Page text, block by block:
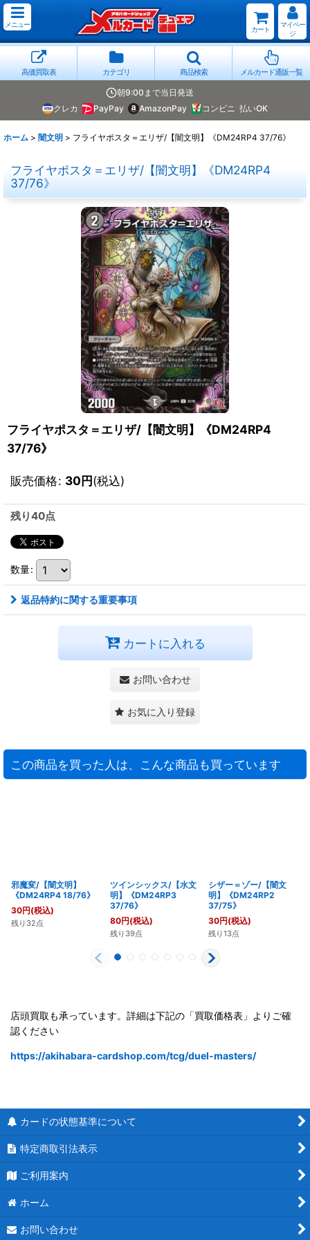
メニュー
カート
マイペー
ジ
高価買取表 カテゴリ 商品検索 メルカード通販一覧
朝9:00まで当日発送
クレカ
PayPay AmazonPay コンビニ 払いOK
ホーム > 闇文明 > フライヤポスタ＝エリザ/【闇文明】《DM24RP4 37/76》
フライヤポスタ＝エリザ/【闇文明】《DM24RP4
37/76》
フライヤポスタ＝エリザ/【闇文明】《DM24RP4
37/76》
販売価格: 30円(税込)
残り40点
数量:
返品特約に関する重要事項
カートに入れる
お問い合わせ
お気に入り登録
この商品を買った人は、こんな商品も買っています
邪魔変/【闇文明】
《DM24RP4 18/76》
30円(税込)
残り32点
ツインシックス/【水文
明】《DM24RP3
37/76》
80円(税込)
残り39点
シザー＝ゾー/【闇文
明】《DM24RP2
37/75》
30円(税込)
残り13点
店頭買取も承っています。詳細は下記の「買取価格表」よりご確
認ください
https://akihabara-cardshop.com/tcg/duel-masters/
カードの状態基準について
特定商取引法表示
ご利用案内
ホーム
お問い合わせ